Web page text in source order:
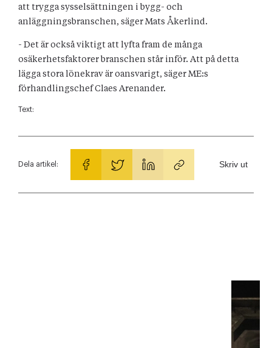
att trygga sysselsättningen i bygg- och
anläggningsbranschen, säger Mats Åkerlind.
- Det är också viktigt att lyfta fram de många
osäkerhetsfaktorer branschen står inför. Att på detta
lägga stora lönekrav är oansvarigt, säger ME:s
förhandlingschef Claes Arenander.
Text:
Dela artikel: Skriv ut